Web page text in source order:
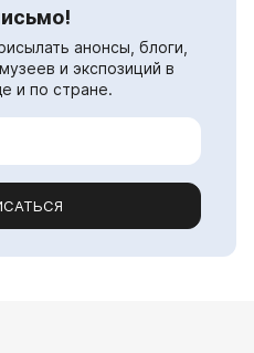
анонсы, блоги,
и экспозиций в
и по стране.